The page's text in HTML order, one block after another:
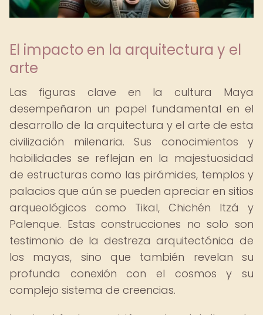
El impacto en la arquitectura y el
arte
Las figuras clave en la cultura Maya
desempeñaron un papel fundamental en el
desarrollo de la arquitectura y el arte de esta
civilización milenaria. Sus conocimientos y
habilidades se reflejan en la majestuosidad
de estructuras como las pirámides, templos y
palacios que aún se pueden apreciar en sitios
arqueológicos como Tikal, Chichén Itzá y
Palenque. Estas construcciones no solo son
testimonio de la destreza arquitectónica de
los mayas, sino que también revelan su
profunda conexión con el cosmos y su
complejo sistema de creencias.